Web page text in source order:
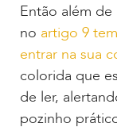
Então além
no artigo 9
entrar na sua
colorida que
de ler,
pozinho